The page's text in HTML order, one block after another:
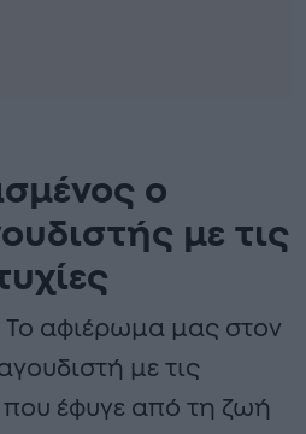
ο
με τις
Το αφιέρωμα μας στον
με τις
που έφυγε από τη ζωή